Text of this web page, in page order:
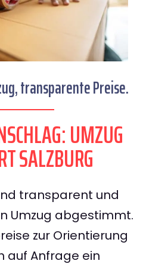
transparente Preise.
UMZUG
SALZBURG
transparent und
Umzug abgestimmt.
zur Orientierung
auf Anfrage ein